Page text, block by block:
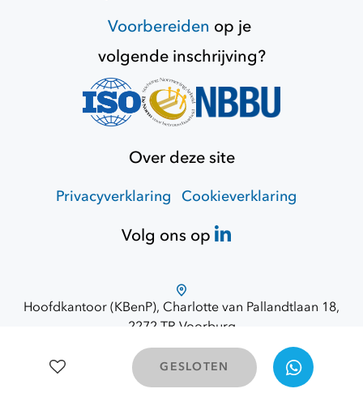
GESLOTEN
Voorbereiden op je
volgende inschrijving?
Over deze site
Privacyverklaring Cookieverklaring
Volg ons op
Hoofdkantoor (KBenP), Charlotte van Pallandtlaan 18,
2272 TR Voorburg
Route via Google Maps
© 2026 Opdracht Overheid